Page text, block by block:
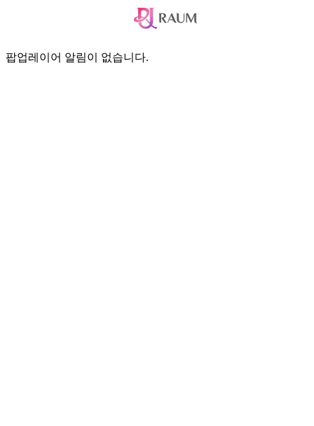
팝업레이어 알림이 없습니다.